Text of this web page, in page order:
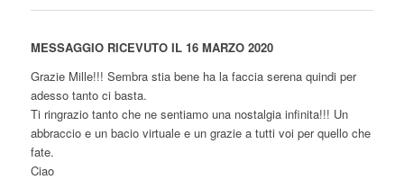
MESSAGGIO RICEVUTO IL 16 MARZO 2020
Grazie Mille!!! Sembra stia bene ha la faccia serena quindi per
adesso tanto ci basta.
Ti ringrazio tanto che ne sentiamo una nostalgia infinita!!! Un
abbraccio e un bacio virtuale e un grazie a tutti voi per quello che
fate.
Ciao